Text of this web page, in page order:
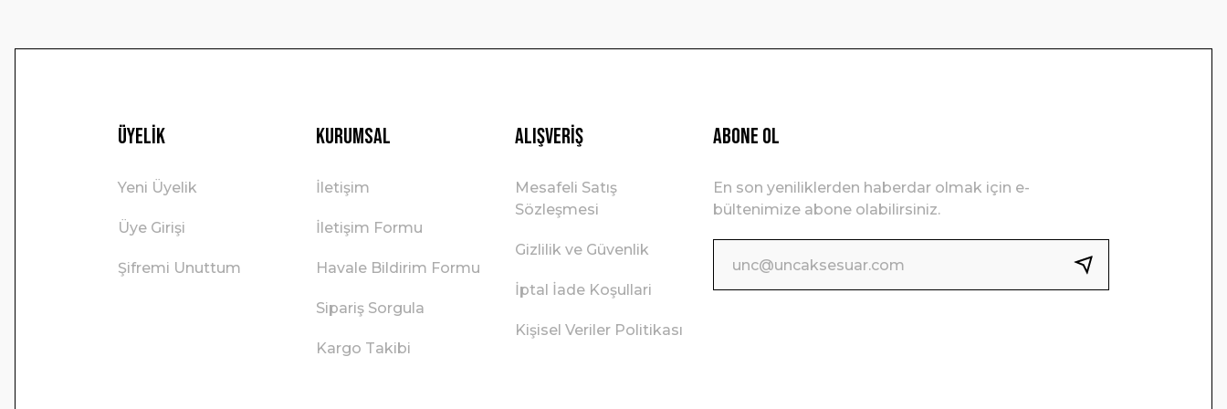
Üyelik
Yeni Üyelik
Üye Girişi
Şifremi Unuttum
Kurumsal
İletişim
İletişim Formu
Havale Bildirim Formu
Sipariş Sorgula
Kargo Takibi
Alışveriş
Mesafeli Satış
Sözleşmesi
Gizlilik ve Güvenlik
İptal İade Koşullari
Kişisel Veriler Politikası
ABONE OL
En son yeniliklerden haberdar olmak için e-
bültenimize abone olabilirsiniz.